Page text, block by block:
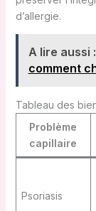
d’allergie.
A lire aussi :
comment
Tableau des
Problème
capillaire
Psoriasis